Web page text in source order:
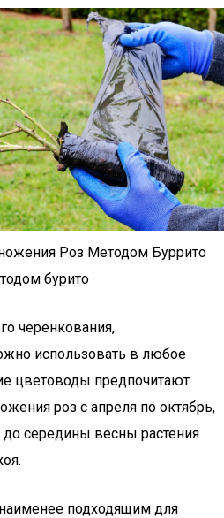
Роз Методом Буррито
бурито
черенкования,
использовать в любое
цветоводы предпочитают
роз с апреля по октябрь,
середины весны растения
подходящим для